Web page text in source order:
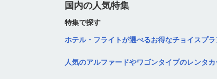
国内の人気特集
特集で探す
ホテル・フライトが選べるお得なチョイスプラ
人気のアルファードやワゴンタイプのレンタカ